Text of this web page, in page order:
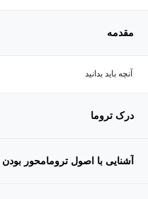
مقدمه
آنچه باید بدانید
درک تروما
آشنایی با اصول تروما‌محور بودن